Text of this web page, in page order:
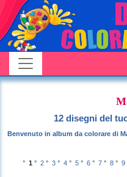
12 disegni del
Benvenuto in album da colorare di
° 1 ° 2 ° 3 ° 4 ° 5 ° 6 ° 7 ° 8 ° 9